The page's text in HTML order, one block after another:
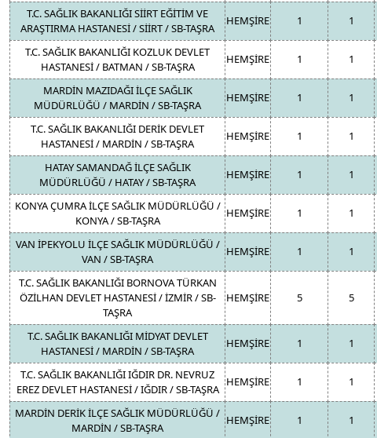
T.C. SAĞLIK BAKANLIĞI SİİRT EĞİTİM VE
ARAŞTIRMA HASTANESİ / SİİRT / SB-TAŞRA
HEMŞİRE 1 1
T.C. SAĞLIK BAKANLIĞI KOZLUK DEVLET
HASTANESİ / BATMAN / SB-TAŞRA
HEMŞİRE 1 1
MARDİN MAZIDAĞI İLÇE SAĞLIK
MÜDÜRLÜĞÜ / MARDİN / SB-TAŞRA
HEMŞİRE 1 1
T.C. SAĞLIK BAKANLIĞI DERİK DEVLET
HASTANESİ / MARDİN / SB-TAŞRA
HEMŞİRE 1 1
HATAY SAMANDAĞ İLÇE SAĞLIK
MÜDÜRLÜĞÜ / HATAY / SB-TAŞRA
HEMŞİRE 1 1
KONYA ÇUMRA İLÇE SAĞLIK MÜDÜRLÜĞÜ /
KONYA / SB-TAŞRA
HEMŞİRE 1 1
VAN İPEKYOLU İLÇE SAĞLIK MÜDÜRLÜĞÜ /
VAN / SB-TAŞRA
HEMŞİRE 1 1
T.C. SAĞLIK BAKANLIĞI BORNOVA TÜRKAN
ÖZİLHAN DEVLET HASTANESİ / İZMİR / SB-
TAŞRA
HEMŞİRE 5 5
T.C. SAĞLIK BAKANLIĞI MİDYAT DEVLET
HASTANESİ / MARDİN / SB-TAŞRA
HEMŞİRE 1 1
T.C. SAĞLIK BAKANLIĞI IĞDIR DR. NEVRUZ
EREZ DEVLET HASTANESİ / IĞDIR / SB-TAŞRA
HEMŞİRE 1 1
MARDİN DERİK İLÇE SAĞLIK MÜDÜRLÜĞÜ /
MARDİN / SB-TAŞRA
HEMŞİRE 1 1